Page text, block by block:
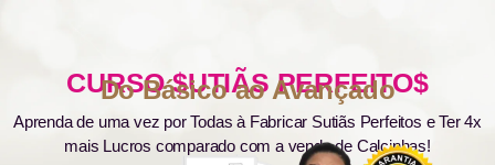
CURSO $UTIÃS PERFEITO$
Do Básico ao Avançado
Aprenda de uma vez por Todas à Fabricar Sutiãs Perfeitos e Ter 4x
mais Lucros comparado com a venda de Calcinhas!